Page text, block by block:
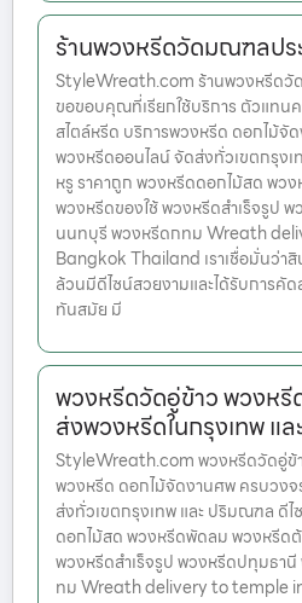
ร้านพวงหรีดวัดมณฑลปร
StyleWreath.com ร้านพวงหรีดวั
ขอขอบคุณที่เรียกใช้บริการ ตัวแทน
สไตล์หรีด บริการพวงหรีด ดอกไม้จั
พวงหรีดออนไลน์ จัดส่งทั่วเขตกรุง
หรู ราคาถูก พวงหรีดดอกไม้สด พว
พวงหรีดของใช้ พวงหรีดสำเร็จรูป
นนทบุรี พวงหรีดกทม Wreath
Bangkok Thailand เราเชื่อมั่นว่า
ล้วนมีดีไซน์สวยงามและได้รับการ
ทันสมัย มี
พวงหรีดวัดอู่ข้าว พวงหรี
ส่งพวงหรีดในกรุงเทพ แ
StyleWreath.com พวงหรีดวัดอู่ข้
พวงหรีด ดอกไม้จัดงานศพ ครบวง
ส่งทั่วเขตกรุงเทพ และ ปริมณฑล ดี
ดอกไม้สด พวงหรีดพัดลม พวงหรีด
พวงหรีดสำเร็จรูป พวงหรีดปทุมธา
ทม Wreath delivery to temple